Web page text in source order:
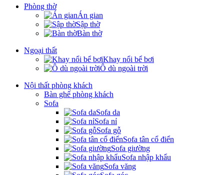
Phòng thờ
Án gian
Sập thờ
Bàn thờ
Ngoại thất
Khay nổi bể bơi
Ô dù ngoài trời
Nội thất phòng khách
Bàn ghế phòng khách
Sofa
Sofa da
Sofa nỉ
Sofa gỗ
Sofa tân cổ điển
Sofa giường
Sofa nhập khẩu
Sofa văng